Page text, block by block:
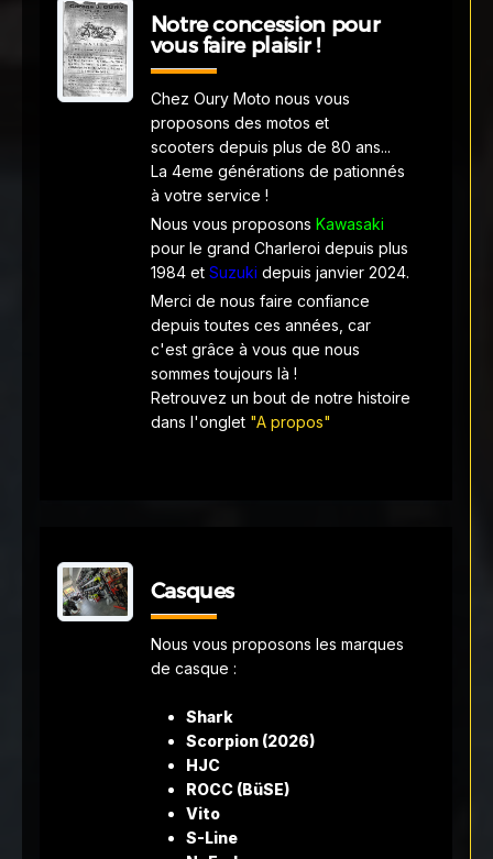
Notre concession pour
vous faire plaisir !
Chez Oury Moto nous vous
proposons des motos et
scooters depuis plus de 80 ans...
La 4eme générations de pationnés
à votre service !
Nous vous proposons Kawasaki
pour le grand Charleroi depuis plus
1984 et Suzuki depuis janvier 2024.
Merci de nous faire confiance
depuis toutes ces années, car
c'est grâce à vous que nous
sommes toujours là !
Retrouvez un bout de notre histoire
dans l'onglet "A propos"
Casques
Nous vous proposons les marques
de casque :
Shark
Scorpion (2026)
HJC
ROCC (BüSE)
Vito
S-Line